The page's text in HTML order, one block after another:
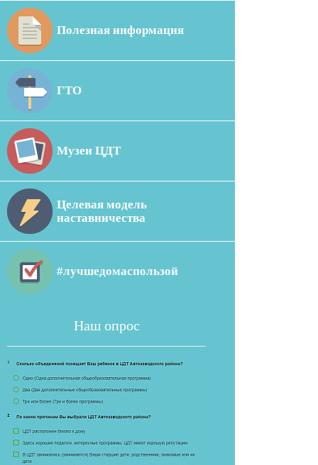
Полезная информация
ГТО
Музеи ЦДТ
Целевая модель
наставничества
#лучшедомаспользой
Наш опрос